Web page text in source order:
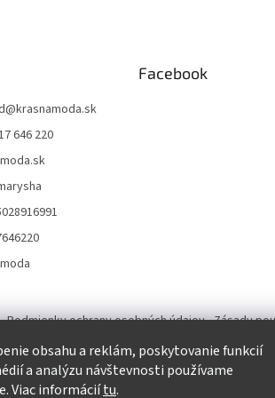
obsahu a reklám, poskytovanie funkcií
a analýzu návštevnosti používame
Viac informáciítu.
@krasnamoda.sk
646 220
Facebook
Podmienky ochrany osobných údajov Zásady
Tvorba eshopu a SEO